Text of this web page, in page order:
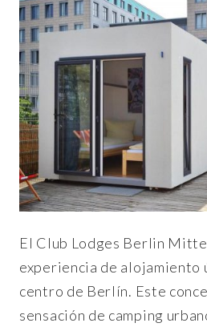
El Club Lodges Berlin
experiencia de alojamiento
centro de Berlín. Este
sensación de camping